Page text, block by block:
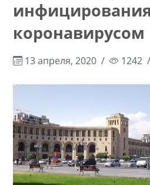
инфицирования
коронавирусом
13 апреля, 2020 1242